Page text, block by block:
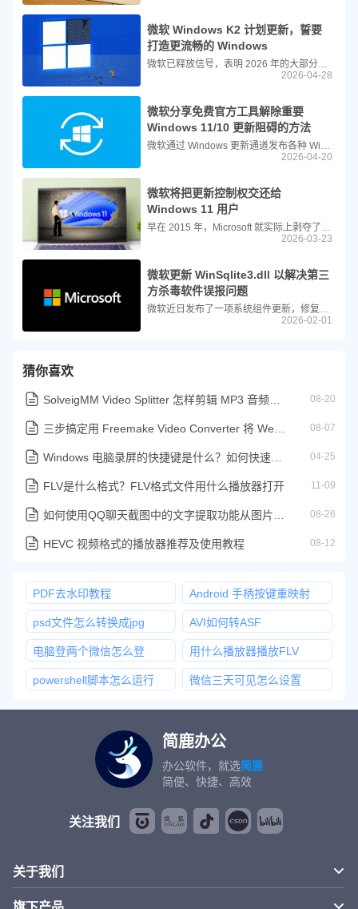
微软 Windows K2 计划更新，誓要
打造更流畅的 Windows
微软已释放信号，表明 2026 年的大部分时间将致力于提升 Windows 11 的性能与可靠性。虽然公司此前已经公布了针对任务栏、Windows 更新以及其他核心系统组件的改进，但最新的内幕消息显示，即将到来的变革将远比这深入得多。
2026-04-28
微软分享免费官方工具解除重要
Windows 11/10 更新阻碍的方法
微软通过 Windows 更新通道发布各种 Windows 更新，包括质量更新、功能更新、安全修复等。例如，本周发布的最新更新是 2026 年 4 月的“补丁星期二”更新，其中包含了新的操作系统恢复版本。
2026-04-20
微软将把更新控制权交还给
Windows 11 用户
早在 2015 年，Microsoft 就实际上剥夺了用户对 Windows 更新的全部控制权。随着 Windows 10 的发布，公司转向自动更新模式，理由是关注安全和防范恶意软件。现在，Microsoft 正式承认需要改变这一做法。作为大规模改进 Windows 11 计划的一部分，公司明确表示侵入性更新时代即将结束。
2026-03-23
微软更新 WinSqlite3.dll 以解决第三
方杀毒软件误报问题
微软近日发布了一项系统组件更新，修复了因第三方安全软件将 Windows 系统文件 WinSqlite3.dll 误判为存在漏洞而引发的广泛误报问题。此次修复已包含在 2026 年 1 月 13 日及之后发布的 Windows 更新中，影响范围涵盖 Windows 10、Windows 11 以及多个版本的 Windows Server。
2026-02-01
猜你喜欢
SolveigMM Video Splitter 怎样剪辑 MP3 音频文件？简单几步精准裁剪 08-20
三步搞定用 Freemake Video Converter 将 WebM 转换为 AVI 格式 08-07
Windows 电脑录屏的快捷键是什么？如何快速录制电脑屏幕 04-25
FLV是什么格式？FLV格式文件用什么播放器打开 11-09
如何使用QQ聊天截图中的文字提取功能从图片中提取文字 08-26
HEVC 视频格式的播放器推荐及使用教程 08-12
PDF去水印教程 Android 手柄按键重映射
psd文件怎么转换成jpg AVI如何转ASF
电脑登两个微信怎么登 用什么播放器播放FLV
powershell脚本怎么运行 微信三天可见怎么设置
简鹿办公
办公软件，就选简鹿
简便、快捷、高效
关注我们
关于我们